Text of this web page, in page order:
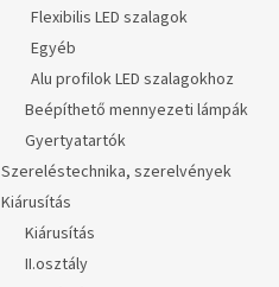
Flexibilis LED szalagok
Egyéb
Alu profilok LED szalagokhoz
Beépíthető mennyezeti lámpák
Gyertyatartók
Szereléstechnika, szerelvények
Kiárusítás
Kiárusítás
II.osztály